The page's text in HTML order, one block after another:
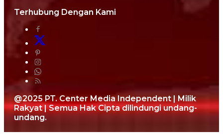
Terhubung Dengan Kami
@2025 PT. Center Media Independent | Milik
Rakyat | Semua Hak Cipta dilindungi undang-
undang.